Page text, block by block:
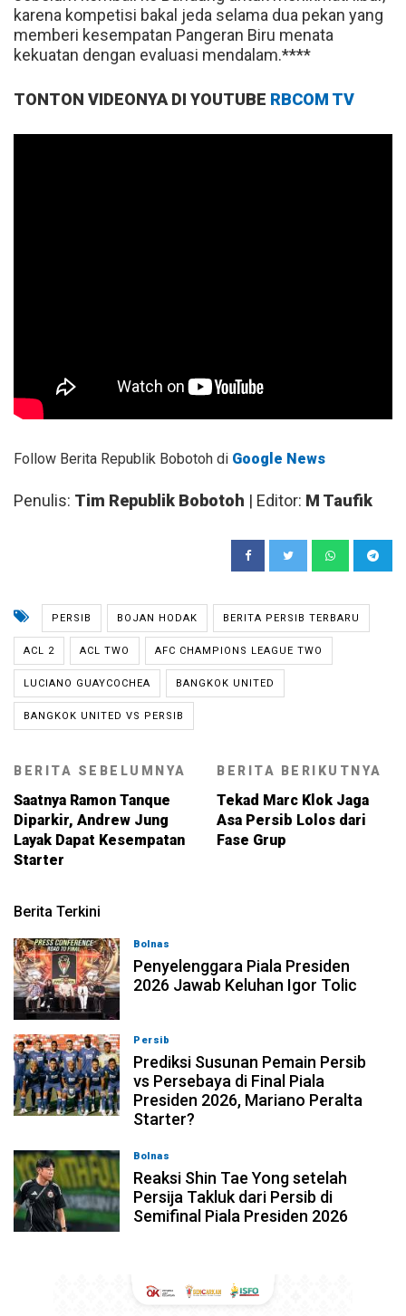
karena kompetisi bakal jeda selama dua pekan yang
memberi kesempatan Pangeran Biru menata
kekuatan dengan evaluasi mendalam.****
TONTON VIDEONYA DI YOUTUBE RBCOM TV
Follow Berita Republik Bobotoh di Google News
Penulis: Tim Republik Bobotoh | Editor: M Taufik
PERSIB BOJAN HODAK BERITA PERSIB TERBARU
ACL 2 ACL TWO AFC CHAMPIONS LEAGUE TWO
LUCIANO GUAYCOCHEA BANGKOK UNITED
BANGKOK UNITED VS PERSIB
BERITA SEBELUMNYA
Saatnya Ramon Tanque
Diparkir, Andrew Jung
Layak Dapat Kesempatan
Starter
BERITA BERIKUTNYA
Tekad Marc Klok Jaga
Asa Persib Lolos dari
Fase Grup
Berita Terkini
Bolnas
Penyelenggara Piala Presiden
2026 Jawab Keluhan Igor Tolic
Persib
Prediksi Susunan Pemain Persib
vs Persebaya di Final Piala
Presiden 2026, Mariano Peralta
Starter?
Bolnas
Reaksi Shin Tae Yong setelah
Persija Takluk dari Persib di
Semifinal Piala Presiden 2026